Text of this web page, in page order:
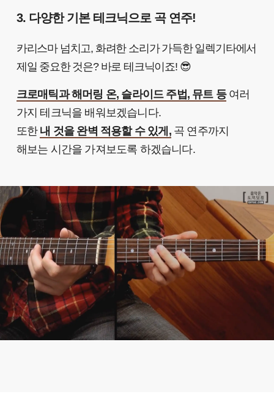
3. 다양한 기본 테크닉으로 곡 연주!
카리스마 넘치고, 화려한 소리가 가득한 일렉기타에서
제일 중요한 것은? 바로 테크닉이죠! 😎
크로매틱과 해머링 온, 슬라이드 주법, 뮤트 등 여러
가지 테크닉을 배워보겠습니다.
또한 내 것을 완벽 적용할 수 있게, 곡 연주까지
해보는 시간을 가져보도록 하겠습니다.